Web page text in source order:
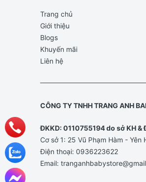
Trang chủ
Giới thiệu
Blogs
Khuyến mãi
Liên hệ
CÔNG TY TNHH TRANG ANH
ĐKKD: 0110755194 do sở KH
Cơ sở 1: 25 Vũ Phạm Hàm - Yên
Điện thoại: 0936223622
Email: